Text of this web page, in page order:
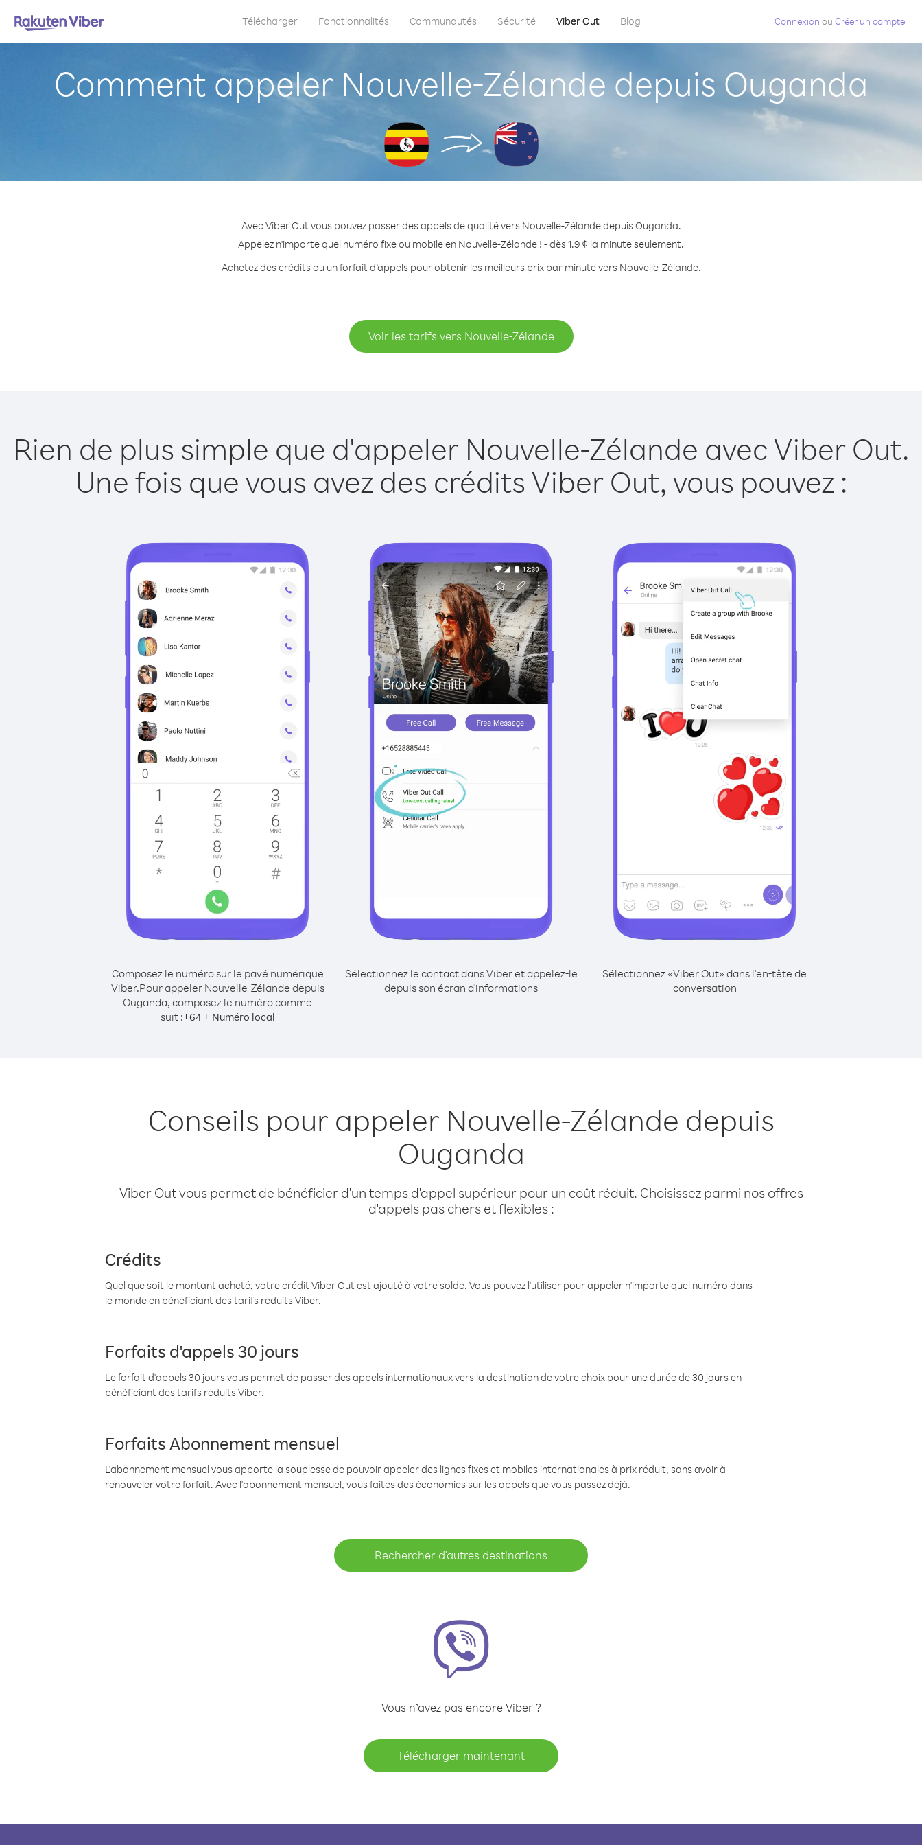
Télécharger Fonctionnalités Communautés Sécurité Viber Out Blog Connexion ou Créer un compte
Comment appeler Nouvelle-Zélande depuis Ouganda
Avec Viber Out vous pouvez passer des appels de qualité vers Nouvelle-Zélande depuis Ouganda.
Appelez n'importe quel numéro fixe ou mobile en Nouvelle-Zélande ! - dès 1.9 ¢ la minute seulement.
Achetez des crédits ou un forfait d’appels pour obtenir les meilleurs prix par minute vers Nouvelle-Zélande.
Voir les tarifs vers Nouvelle-Zélande
Rien de plus simple que d'appeler Nouvelle-Zélande avec Viber Out.
Une fois que vous avez des crédits Viber Out, vous pouvez :
Composez le numéro sur le pavé numérique
Viber.Pour appeler Nouvelle-Zélande depuis
Ouganda, composez le numéro comme
suit :+64+ Numéro local
Sélectionnez le contact dans Viber et appelez-le
depuis son écran d'informations
Sélectionnez «Viber Out» dans l'en-tête de
conversation
Conseils pour appeler Nouvelle-Zélande depuis
Ouganda
Viber Out vous permet de bénéficier d'un temps d'appel supérieur pour un coût réduit. Choisissez parmi nos offres
d'appels pas chers et flexibles :
Crédits
Quel que soit le montant acheté, votre crédit Viber Out est ajouté à votre solde. Vous pouvez l'utiliser pour appeler n'importe quel numéro dans
le monde en bénéficiant des tarifs réduits Viber.
Forfaits d'appels 30 jours
Le forfait d'appels 30 jours vous permet de passer des appels internationaux vers la destination de votre choix pour une durée de 30 jours en
bénéficiant des tarifs réduits Viber.
Forfaits Abonnement mensuel
L'abonnement mensuel vous apporte la souplesse de pouvoir appeler des lignes fixes et mobiles internationales à prix réduit, sans avoir à
renouveler votre forfait. Avec l'abonnement mensuel, vous faites des économies sur les appels que vous passez déjà.
Rechercher d'autres destinations
Vous n’avez pas encore Viber ?
Télécharger maintenant